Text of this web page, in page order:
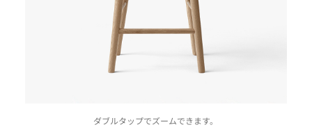
ダブルタップでズームできます。